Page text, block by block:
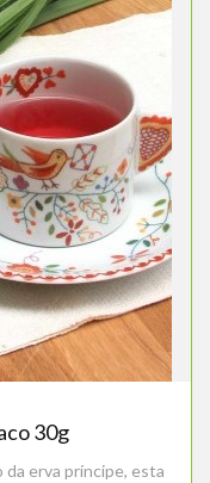
30g
erva príncipe, esta